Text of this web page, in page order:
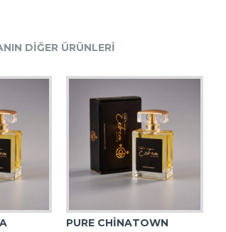
DIĞER ÜRÜNLERI
PURE CHİNATOWN